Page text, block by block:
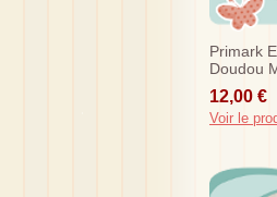
Primark
Doudou
Rose
12,00 €
Voir le